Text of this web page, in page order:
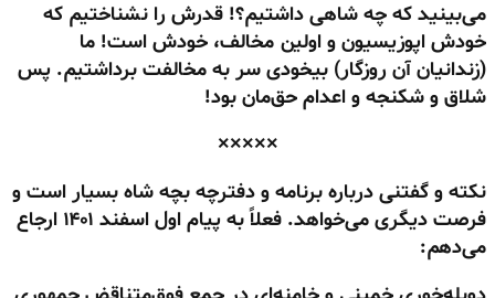
می‌بینید که چه شاهی داشتیم؟! قدرش را نشناختیم که
خودش اپوزیسیون و اولین مخالف، خودش است! ما
(زندانیان آن روزگار) بیخودی سر به مخالفت برداشتیم. پس
شلاق و شکنجه و اعدام حق‌مان بود!
×××××
نکته و گفتنی درباره برنامه و دفترچه بچه شاه بسیار است و
فرصت دیگری می‌خواهد. فعلاً به پیام اول اسفند ۱۴۰۱ ارجاع
می‌دهم: